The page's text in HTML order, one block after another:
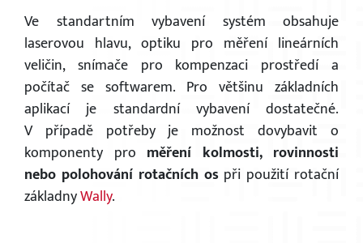
Ve standartním vybavení systém obsahuje
laserovou hlavu, optiku pro měření lineárních
veličin, snímače pro kompenzaci prostředí a
počítač se softwarem. Pro většinu základních
aplikací je standardní vybavení dostatečné.
V případě potřeby je možnost dovybavit o
komponenty pro měření kolmosti, rovinnosti
nebo polohování rotačních os při použití rotační
základnyWally.